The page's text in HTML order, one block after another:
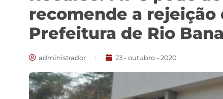
recomende a rejeição
Prefeitura de Rio
administrador 23 - outubro - 2020